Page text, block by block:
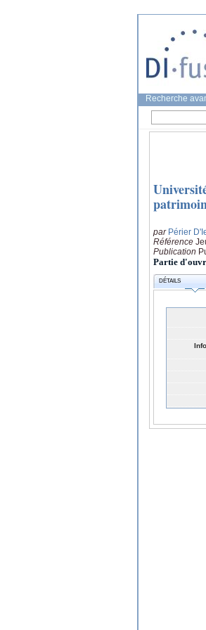
Recherche
par Périer
Référence
Publication
Partie
DÉTAILS